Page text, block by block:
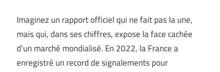
Imaginez un rapport officiel qui ne fait pas la une,
mais qui, dans ses chiffres, expose la face cachée
d’un marché mondialisé. En 2022, la France a
enregistré un record de signalements pour